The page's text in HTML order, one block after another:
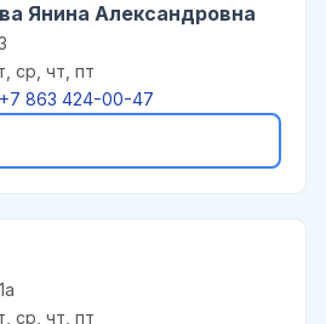
Янина Александровна
ср, чт, пт
863 424-00-47
ср, чт, пт